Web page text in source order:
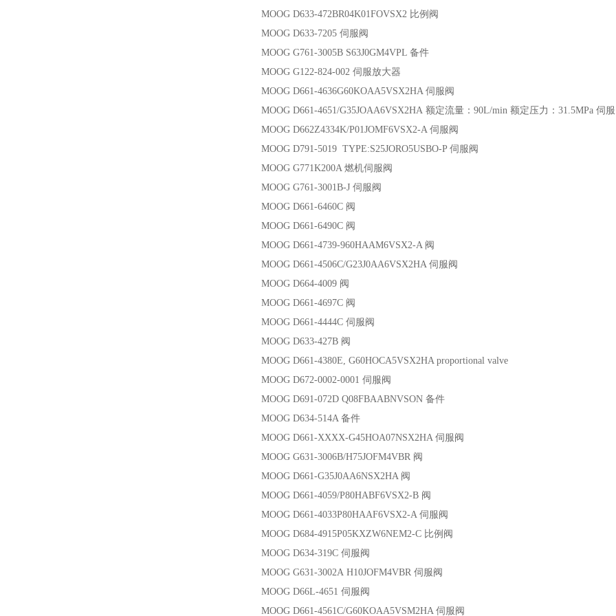
MOOG D633-472BR04K01FOVSX2 比例阀
MOOG D633-7205 伺服阀
MOOG G761-3005B S63J0GM4VPL 备件
MOOG G122-824-002 伺服放大器
MOOG D661-4636G60KOAA5VSX2HA 伺服阀
MOOG D661-4651/G35JOAA6VSX2HA 额定流量：90L/min 额定压力：31.5MPa 伺
MOOG D662Z4334K/P01JOMF6VSX2-A 伺服阀
MOOG D791-5019 TYPE:S25JORO5USBO-P 伺服阀
MOOG G771K200A 燃机伺服阀
MOOG G761-3001B-J 伺服阀
MOOG D661-6460C 阀
MOOG D661-6490C 阀
MOOG D661-4739-960HAAM6VSX2-A 阀
MOOG D661-4506C/G23J0AA6VSX2HA 伺服阀
MOOG D664-4009 阀
MOOG D661-4697C 阀
MOOG D661-4444C 伺服阀
MOOG D633-427B 阀
MOOG D661-4380E, G60HOCA5VSX2HA proportional valve
MOOG D672-0002-0001 伺服阀
MOOG D691-072D Q08FBAABNVSON 备件
MOOG D634-514A 备件
MOOG D661-XXXX-G45HOA07NSX2HA 伺服阀
MOOG G631-3006B/H75JOFM4VBR 阀
MOOG D661-G35J0AA6NSX2HA 阀
MOOG D661-4059/P80HABF6VSX2-B 阀
MOOG D661-4033P80HAAF6VSX2-A 伺服阀
MOOG D684-4915P05KXZW6NEM2-C 比例阀
MOOG D634-319C 伺服阀
MOOG G631-3002A H10JOFM4VBR 伺服阀
MOOG D66L-4651 伺服阀
MOOG D661-4561C/G60KOAA5VSM2HA 伺服阀